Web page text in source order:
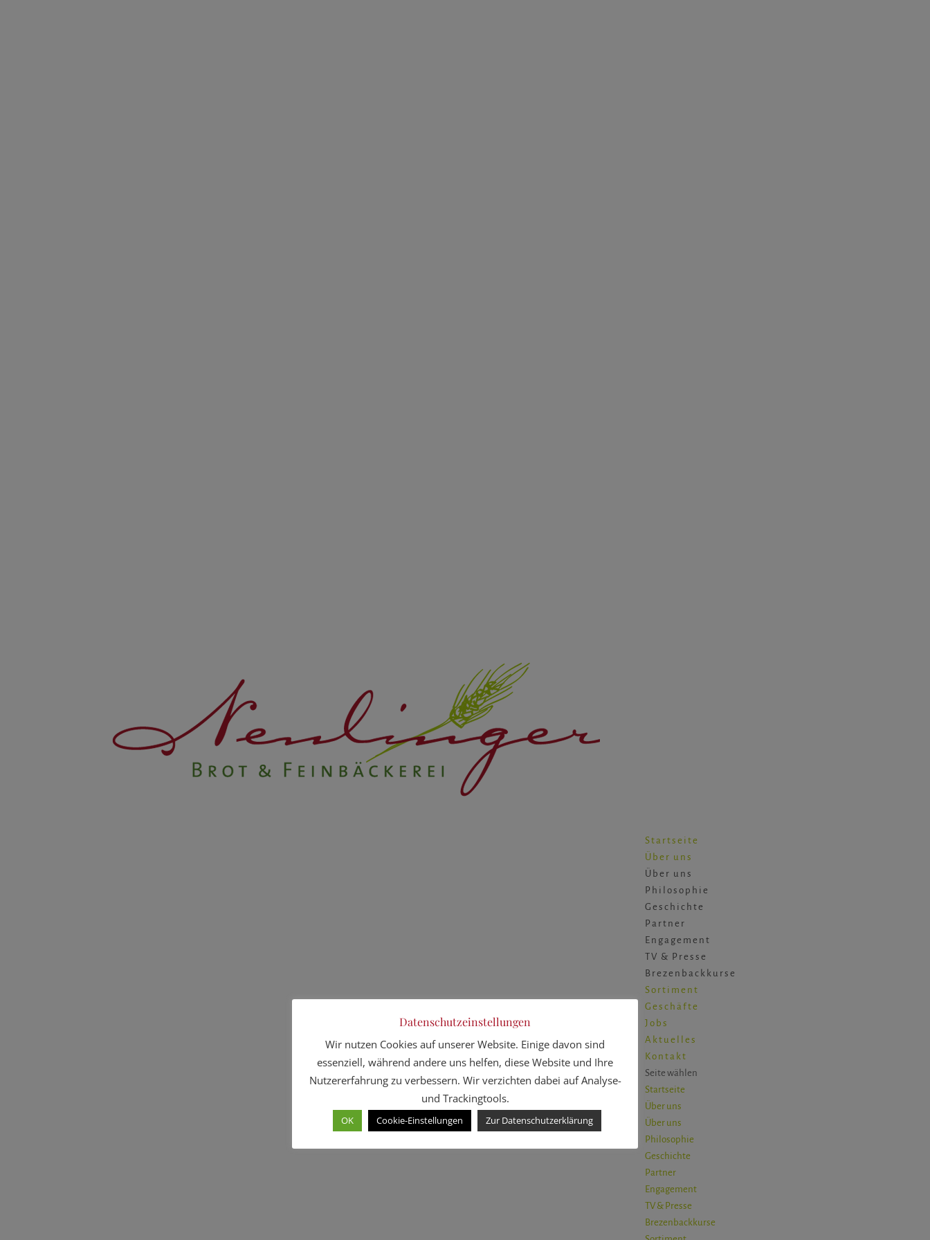
Startseite
Über uns
Über uns
Philosophie
Geschichte
Partner
Engagement
TV & Presse
Brezenbackkurse
Sortiment
Geschäfte
Jobs
Aktuelles
Kontakt
Seite wählen
Startseite
Über uns
Über uns
Philosophie
Geschichte
Partner
Engagement
TV & Presse
Brezenbackkurse
Datenschutzeinstellungen
Wir nutzen Cookies auf unserer Website. Einige davon sind
essenziell, während andere uns helfen, diese Website und Ihre
Nutzererfahrung zu verbessern. Wir verzichten dabei auf Analyse-
und Trackingtools.
OK Cookie-Einstellungen Zur Datenschutzerklärung